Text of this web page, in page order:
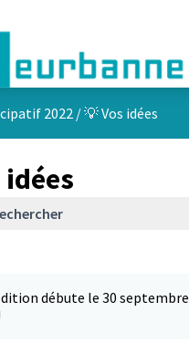
2022 /💡 Vos idées
idées
débute le 30